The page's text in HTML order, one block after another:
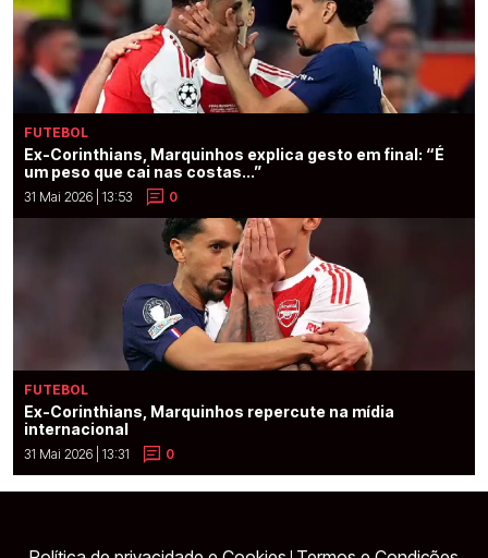
FUTEBOL
Ex-Corinthians, Marquinhos explica gesto em final: “É
um peso que cai nas costas...”
31 Mai 2026 | 13:53 0
FUTEBOL
Ex-Corinthians, Marquinhos repercute na mídia
internacional
31 Mai 2026 | 13:31 0